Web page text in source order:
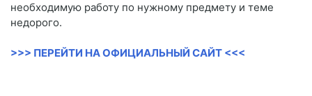
необходимую работу по нужному предмету и теме
недорого.
>>> ПЕРЕЙТИ НА ОФИЦИАЛЬНЫЙ САЙТ <<<